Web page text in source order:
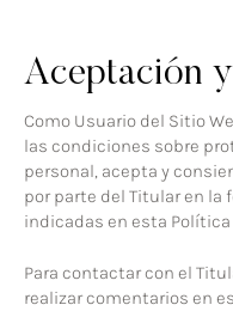
Aceptación
Como Usuario del Sitio
las condiciones sobre
personal, acepta y
por parte del Titular en la
indicadas en esta Política
Para contactar con el
realizar comentarios en